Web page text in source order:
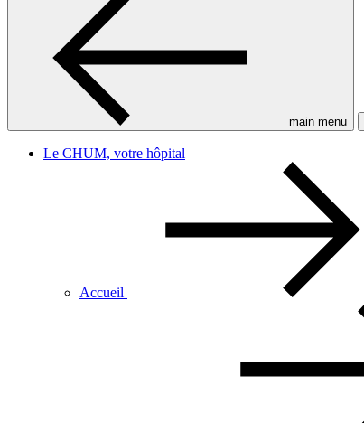
main menu
Le CHUM, votre hôpital
Accueil